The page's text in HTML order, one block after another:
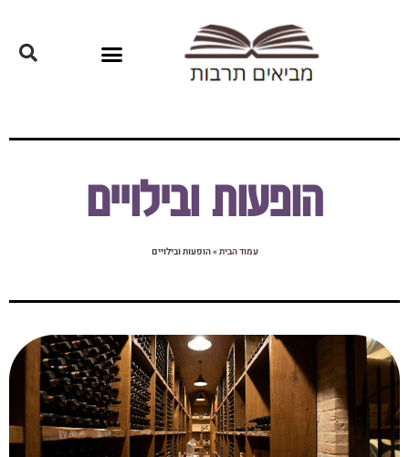
הופעות ובילויים
עמוד הבית»הופעות ובילויים